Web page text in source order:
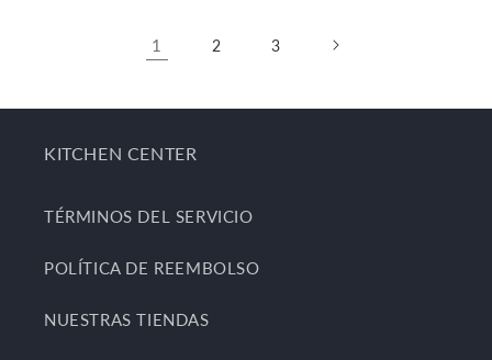
1 2 3
KITCHEN CENTER
TÉRMINOS DEL SERVICIO
POLÍTICA DE REEMBOLSO
NUESTRAS TIENDAS